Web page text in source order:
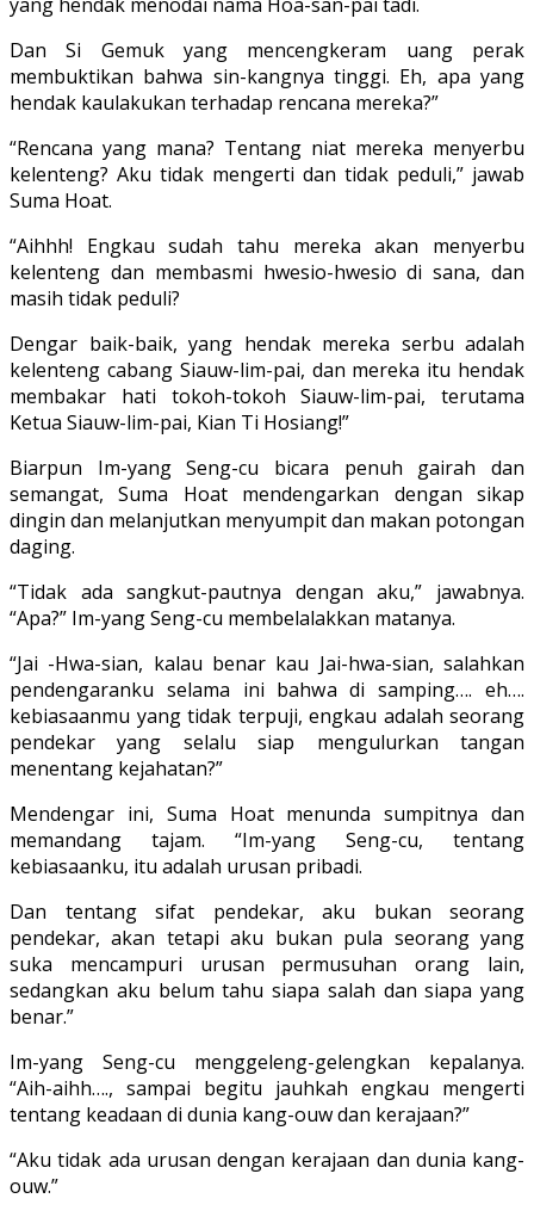
Dan Si Ge­muk yang mencengkeram uang perak
membuktikan bahwa sin-kangnya tinggi. Eh, apa yang
hendak kaulakukan terhadap rencana mereka?”
“Rencana yang mana? Tentang niat mereka menyerbu
kelenteng? Aku tidak mengerti dan tidak peduli,” jawab
Suma Hoat.
“Aihhh! Engkau sudah tahu mereka akan menyerbu
kelenteng dan membasmi hwesio-hwesio di sana, dan
masih tidak peduli?
Dengar baik-baik, yang hendak mereka serbu adalah
kelenteng cabang Siauw-lim-pai, dan mereka itu hendak
membakar hati tokoh-tokoh Siauw-lim-pai, terutama
Ketua Siauw-lim-pai, Kian Ti Hosiang!”
Biarpun Im-yang Seng-cu bicara penuh gairah dan
semangat, Suma Hoat men­dengarkan dengan sikap
dingin dan me­lanjutkan menyumpit dan makan potongan
daging.
“Tidak ada sangkut-pautnya dengan aku,” jawabnya.
“Apa?” Im-yang Seng-cu membelalak­kan matanya.
“Jai -Hwa-sian, kalau benar kau Jai-hwa-sian, salahkan
pendengaranku selama ini bahwa di samping…. eh….
kebiasaanmu yang tidak terpuji, engkau adalah seorang
pendekar yang selalu siap mengulurkan tangan
menentang keja­hatan?”
Mendengar ini, Suma Hoat menunda sumpitnya dan
memandang tajam. “Im-yang Seng-cu, tentang
kebiasaanku, itu adalah urusan pribadi.
Dan tentang sifat pendekar, aku bukan seorang
pendekar, akan tetapi aku bukan pula seorang yang
suka mencampuri urusan permusuhan orang lain,
sedangkan aku belum tahu siapa salah dan siapa yang
benar.”
Im-yang Seng-cu menggeleng-geleng­kan kepalanya.
“Aih-aihh…., sampai be­gitu jauhkah engkau mengerti
tentang keadaan di dunia kang-ouw dan keraja­an?”
“Aku tidak ada urusan dengan keraja­an dan dunia kang-
ouw.”